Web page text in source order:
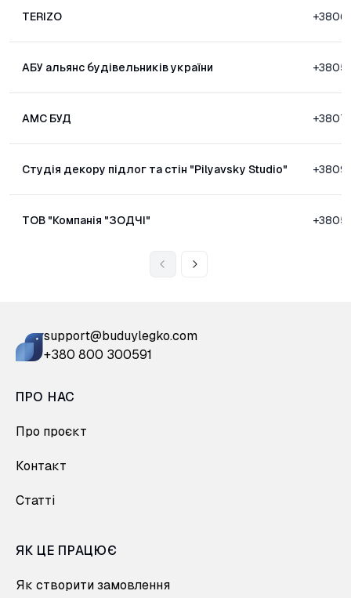
TERIZO
АБУ альянс будівельників україни
АМС БУД
Студія декору підлог та стін "Pilyavsky Studio"
ТОВ "Компанія "ЗОДЧІ"
support@buduylegko.com
+380 800 300591
ПРО НАС
Про проєкт
Контакт
Статті
ЯК ЦЕ ПРАЦЮЄ
Як створити замовлення